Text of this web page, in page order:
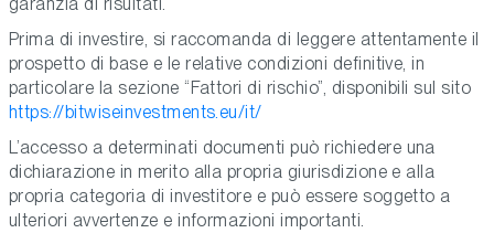
Prima di investire, si raccomanda di leggere attentamente il
prospetto di base e le relative condizioni definitive, in
particolare la sezione “Fattori di rischio”, disponibili sul sito
https://bitwiseinvestments.eu/it/
L’accesso a determinati documenti può richiedere una
dichiarazione in merito alla propria giurisdizione e alla
propria categoria di investitore e può essere soggetto a
ulteriori avvertenze e informazioni importanti.